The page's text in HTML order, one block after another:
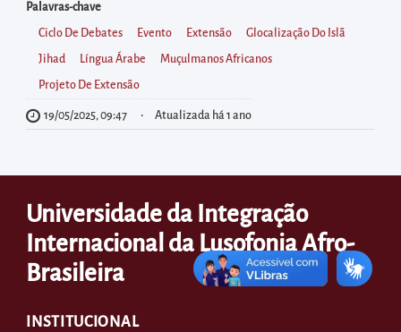
para
realizar
buscas
internas
Acessar
postas
no
rodapé
Palavras-chave
Ciclo De Debates Evento Extensão Glocalização Do Islã
Jihad Língua Árabe Muçulmanos Africanos
Projeto De Extensão
19/05/2025, 09:47 Atualizada há 1 ano
Universidade da Integração
Internacional da Lusofonia Afro-
Brasileira
INSTITUCIONAL